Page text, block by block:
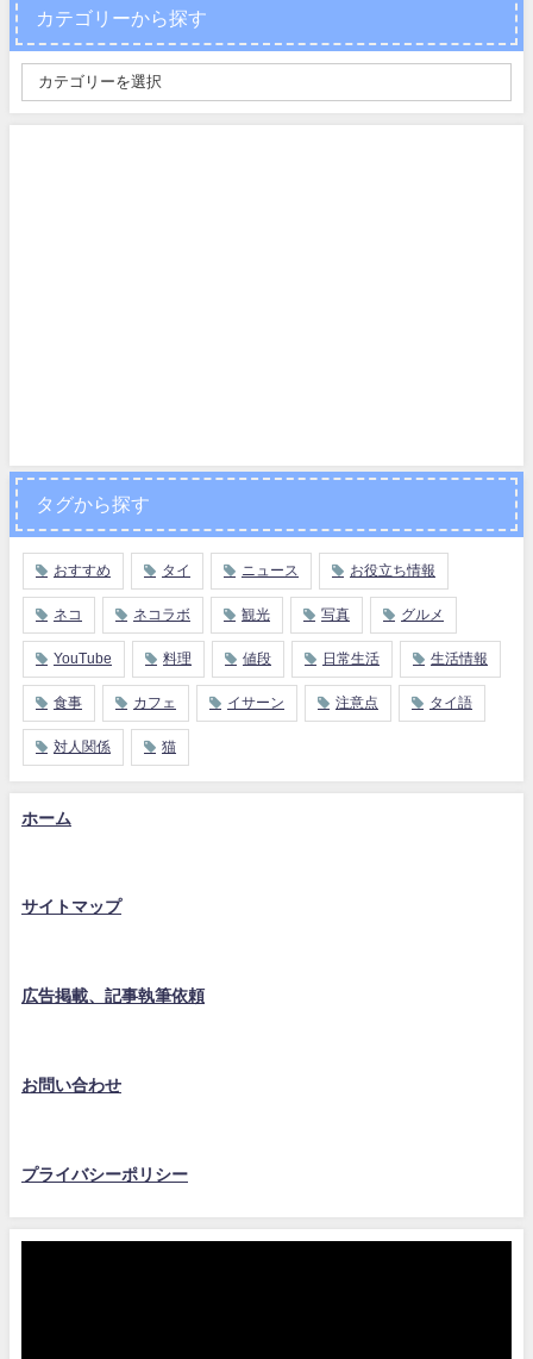
カテゴリーから探す
タグから探す
おすすめ タイ ニュース お役立ち情報
ネコ ネコラボ 観光 写真 グルメ
YouTube 料理 値段 日常生活 生活情報
食事 カフェ イサーン 注意点 タイ語
対人関係 猫
ホーム
サイトマップ
広告掲載、記事執筆依頼
お問い合わせ
プライバシーポリシー